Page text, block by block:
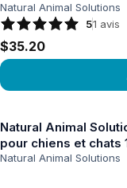
Natural Animal Solutions
51 avis
$35.20
Natural Animal
pour chiens et chats
Natural Animal Solutions